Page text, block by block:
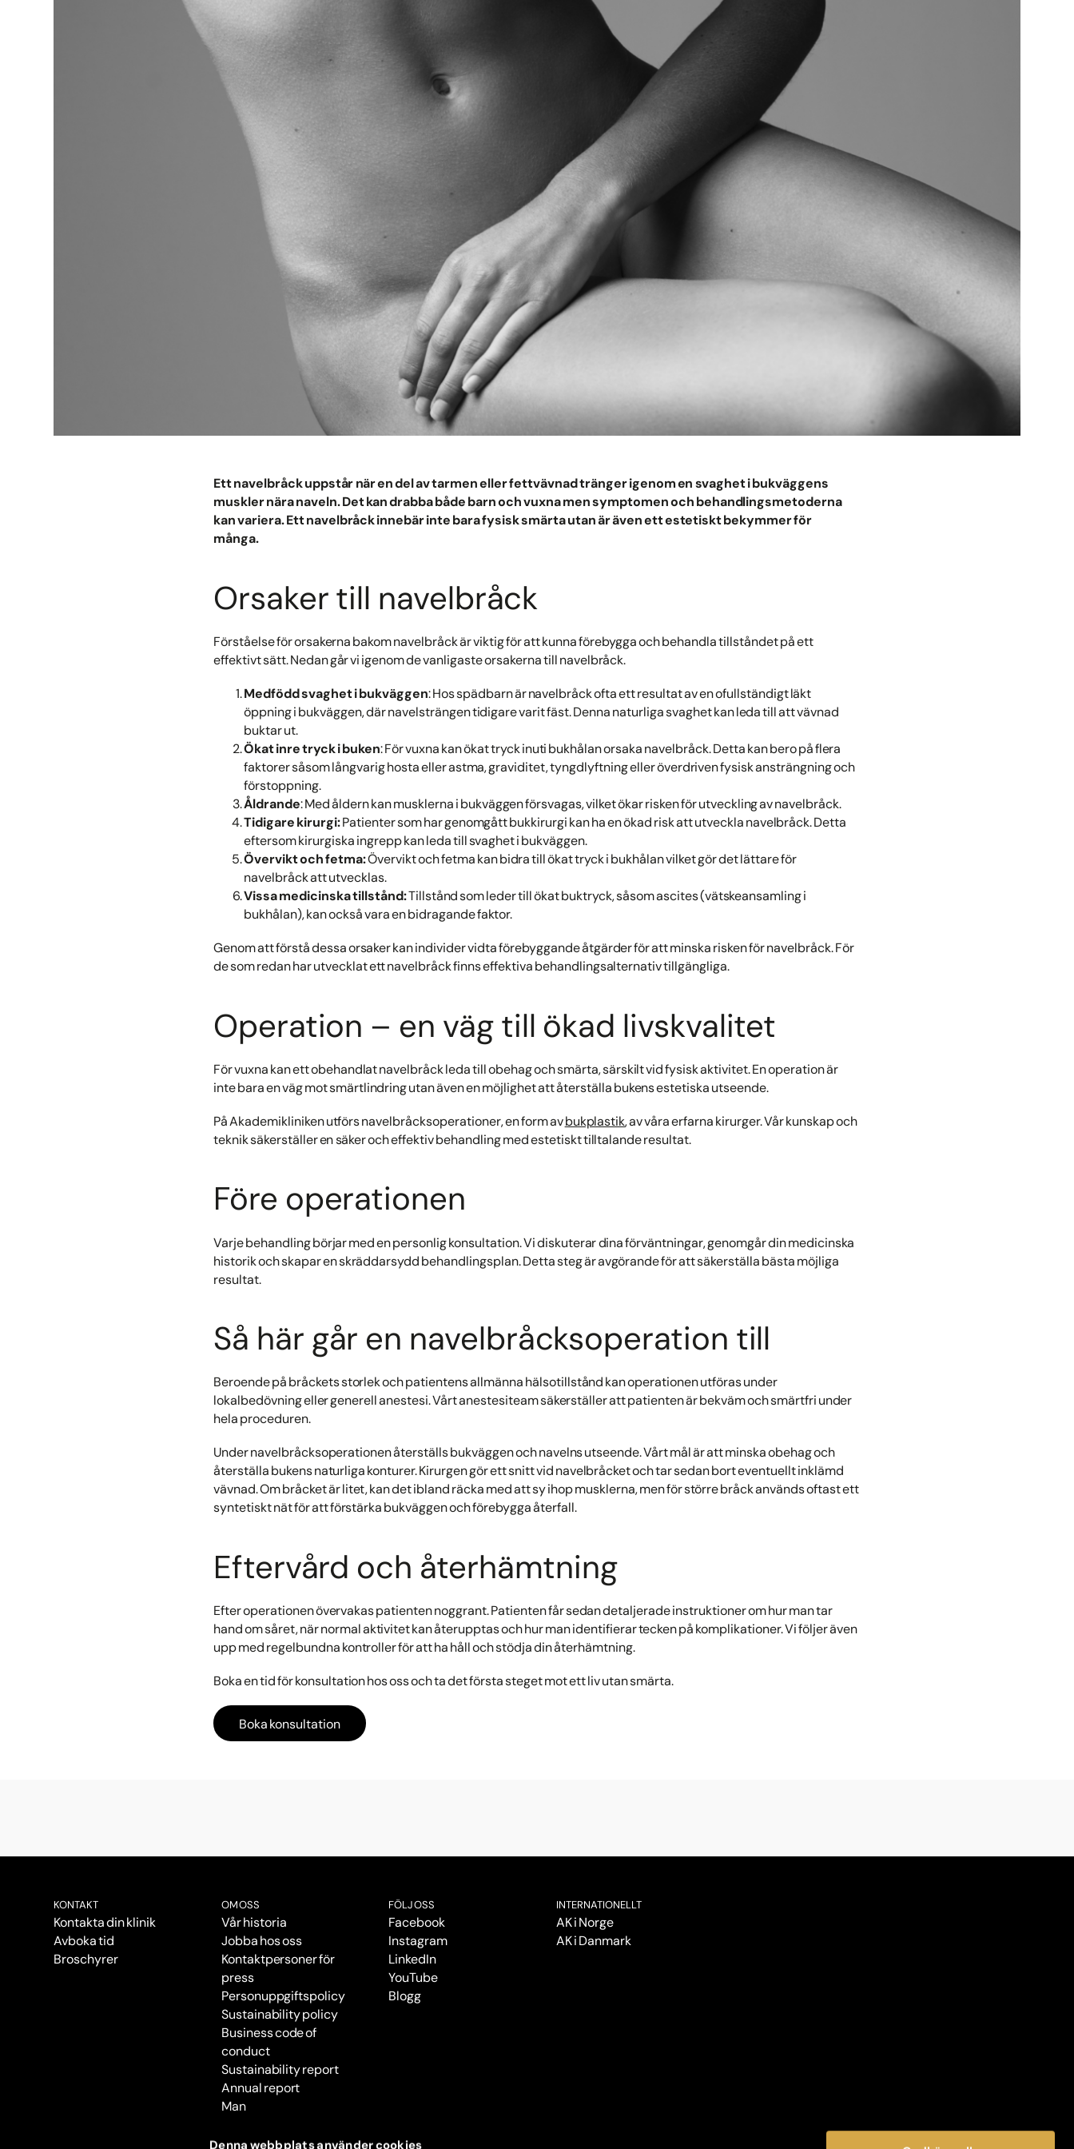
Denna webbplats använder cookies
Ett navelbråck uppstår när en del av tarmen eller fettvävnad tränger igenom en svaghet i bukväggens
muskler nära naveln. Det kan drabba både barn och vuxna men symptomen och behandlingsmetoderna
kan variera. Ett navelbråck innebär inte bara fysisk smärta utan är även ett estetiskt bekymmer för
många.
Orsaker till navelbråck
Förståelse för orsakerna bakom navelbråck är viktig för att kunna förebygga och behandla tillståndet på ett
effektivt sätt. Nedan går vi igenom de vanligaste orsakerna till navelbråck.
Medfödd svaghet i bukväggen: Hos spädbarn är navelbråck ofta ett resultat av en ofullständigt läkt
öppning i bukväggen, där navelsträngen tidigare varit fäst. Denna naturliga svaghet kan leda till att vävnad
buktar ut.
Ökat inre tryck i buken: För vuxna kan ökat tryck inuti bukhålan orsaka navelbråck. Detta kan bero på flera
faktorer såsom långvarig hosta eller astma, graviditet, tyngdlyftning eller överdriven fysisk ansträngning och
förstoppning.
Åldrande: Med åldern kan musklerna i bukväggen försvagas, vilket ökar risken för utveckling av navelbråck.
Tidigare kirurgi:Patienter som har genomgått bukkirurgi kan ha en ökad risk att utveckla navelbråck. Detta
eftersom kirurgiska ingrepp kan leda till svaghet i bukväggen.
Övervikt och fetma:Övervikt och fetma kan bidra till ökat tryck i bukhålan vilket gör det lättare för
navelbråck att utvecklas.
Vissa medicinska tillstånd:Tillstånd som leder till ökat buktryck, såsom ascites (vätskeansamling i
bukhålan), kan också vara en bidragande faktor.
Genom att förstå dessa orsaker kan individer vidta förebyggande åtgärder för att minska risken för navelbråck. För
de som redan har utvecklat ett navelbråck finns effektiva behandlingsalternativ tillgängliga.
Operation – en väg till ökad livskvalitet
För vuxna kan ett obehandlat navelbråck leda till obehag och smärta, särskilt vid fysisk aktivitet. En operation är
inte bara en väg mot smärtlindring utan även en möjlighet att återställa bukens estetiska utseende.
På Akademikliniken utförs navelbråcksoperationer, en form avbukplastik, av våra erfarna kirurger. Vår kunskap och
teknik säkerställer en säker och effektiv behandling med estetiskt tilltalande resultat.
Före operationen
Varje behandling börjar med en personlig konsultation. Vi diskuterar dina förväntningar, genomgår din medicinska
historik och skapar en skräddarsydd behandlingsplan. Detta steg är avgörande för att säkerställa bästa möjliga
resultat.
Så här går en navelbråcksoperation till
Beroende på bråckets storlek och patientens allmänna hälsotillstånd kan operationen utföras under
lokalbedövning eller generell anestesi. Vårt anestesiteam säkerställer att patienten är bekväm och smärtfri under
hela proceduren.
Under navelbråcksoperationen återställs bukväggen och navelns utseende. Vårt mål är att minska obehag och
återställa bukens naturliga konturer. Kirurgen gör ett snitt vid navelbråcket och tar sedan bort eventuellt inklämd
vävnad. Om bråcket är litet, kan det ibland räcka med att sy ihop musklerna, men för större bråck används oftast ett
syntetiskt nät för att förstärka bukväggen och förebygga återfall.
Eftervård och återhämtning
Efter operationen övervakas patienten noggrant. Patienten får sedan detaljerade instruktioner om hur man tar
hand om såret, när normal aktivitet kan återupptas och hur man identifierar tecken på komplikationer. Vi följer även
upp med regelbundna kontroller för att ha håll och stödja din återhämtning.
Boka en tid för konsultation hos oss och ta det första steget mot ett liv utan smärta.
Boka konsultation
KONTAKT
Kontakta din klinik
Avboka tid
Broschyrer
OM OSS
Vår historia
Jobba hos oss
Kontaktpersoner för
press
Personuppgiftspolicy
Sustainability policy
Business code of
conduct
Sustainability report
Annual report
Man
FÖLJ OSS
Facebook
Instagram
LinkedIn
YouTube
Blogg
INTERNATIONELLT
AK i Norge
AK i Danmark